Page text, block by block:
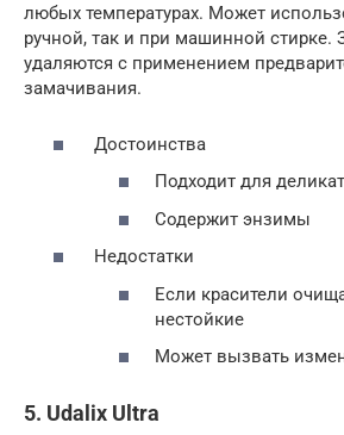
любых температурах. Может
ручной, так и при машинной стирке.
удаляются с применением
замачивания.
Достоинства
Подходит для
Содержит энзимы
Недостатки
Если красители
нестойкие
Может вызвать
5. Udalix Ultra